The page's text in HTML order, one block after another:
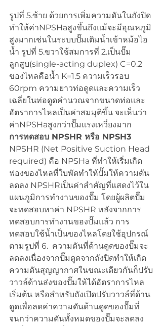
รูปที่ 5.ซ้าย ด้วยการเพิ่มความดันในถังปิด
ทำให้ค่าNPSHaสูงขึ้นถึงแม้จะมีอุณหภูมิ
สูงมากเช่นในระบบปั๊มเติมน้ำเข้าหม้อไอ
น้ำ รูปที่ 5.ขวาใช้สมการที่ 2.เป็นปั๊ม
ลูกสูบ(single-acting duplex) C=0.2
ของไหลคือน้ำ K=1.5 ความเร็วรอบ
60rpm ความยาวท่อดูดและความเร็ว
เฉลี่ยในท่อดูดคำนวณจากขนาดท่อและ
อัตราการไหลเป็นค่าสมมุติขึ้น จะเห็นว่า
ค่าNPSHaสูงกว่าปั๊มแรงเหวี่ยงมาก
การทดสอบ NPSHR หรือ NPSH3
NPSHR (Net Positive Suction Head
required) คือ NPSHa ที่ทำให้เริ่มเกิด
ฟองของไหลที่ใบพัดทำให้ปั๊มให้ความดัน
ลดลง NPSHRเป็นค่าสำคัญที่แสดงไว้ใน
แผนภูมิการทำงานของปั๊ม โดยผู้ผลิตปั๊ม
จะทดสอบหาค่า NPSHR หลังจากการ
ทดสอบการทำงานของปั๊มแล้ว การ
ทดสอบใช้น้ำเป็นของไหลโดยใช้อุปกรณ์
ตามรูปที่ 6.  ความดันที่ด้านดูดของปั๊มจะ
ลดลงเนื่องจากปั๊มดูดจากถังปิดทำให้เกิด
ความดันสุญญากาศในขณะเดียวกันก็ปรับ
วาวล์ด้านส่งของปั๊มให้ได้อัตราการไหล
เริ่มต้น หรือสำหรับถังเปิดปรับวาวล์ที่ด้าน
ดูดเพื่อลดค่าความดันด้านดูดของปั๊มที่
จนกว่าความดันทั้งหมดของปั๊มจะลดลง